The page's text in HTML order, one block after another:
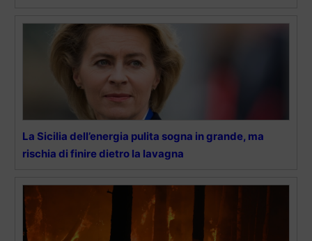
La Sicilia dell’energia pulita sogna in grande, ma
rischia di finire dietro la lavagna